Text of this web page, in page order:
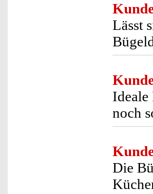
Lässt
noch
Die